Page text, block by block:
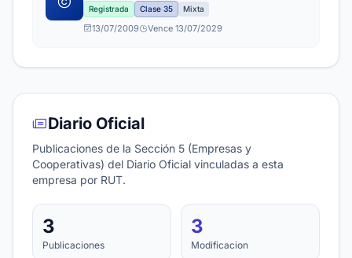
Registrada Clase 35 Mixta
13/07/2009 Vence 13/07/2029
Diario Oficial
Publicaciones de la Sección 5 (Empresas y
Cooperativas) del Diario Oficial vinculadas a esta
empresa por RUT.
3
Publicaciones
3
Modificacion